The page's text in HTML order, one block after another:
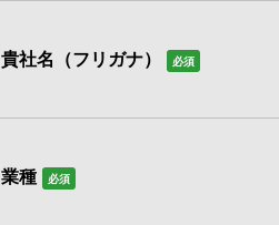
貴社名（フリガナ） 必須
業種 必須